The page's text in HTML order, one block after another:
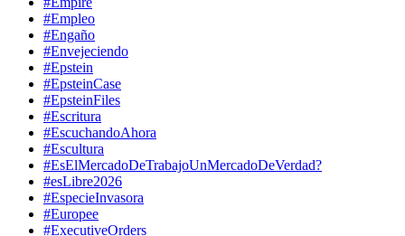
#Empleo
#Engaño
#Envejeciendo
#Epstein
#EpsteinCase
#EpsteinFiles
#Escritura
#EscuchandoAhora
#Escultura
#EsElMercadoDeTrabajoUnMercadoDeVerdad?
#esLibre2026
#EspecieInvasora
#Europee
#ExecutiveOrders